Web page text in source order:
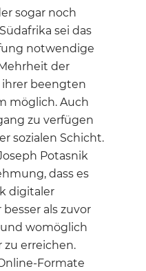
sogar noch
sei das
notwendige
der
beengten
möglich. Auch
zu verfügen
sozialen Schicht.
Potasnik
dass es
digitaler
als zuvor
womöglich
erreichen.
Formate